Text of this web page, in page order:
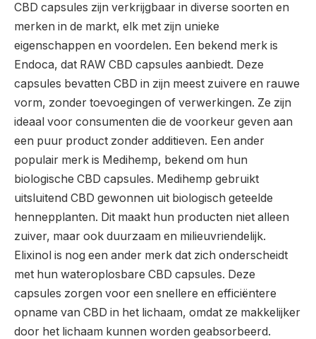
CBD capsules zijn verkrijgbaar in diverse soorten en
merken in de markt, elk met zijn unieke
eigenschappen en voordelen. Een bekend merk is
Endoca, dat RAW CBD capsules aanbiedt. Deze
capsules bevatten CBD in zijn meest zuivere en rauwe
vorm, zonder toevoegingen of verwerkingen. Ze zijn
ideaal voor consumenten die de voorkeur geven aan
een puur product zonder additieven. Een ander
populair merk is Medihemp, bekend om hun
biologische CBD capsules. Medihemp gebruikt
uitsluitend CBD gewonnen uit biologisch geteelde
hennepplanten. Dit maakt hun producten niet alleen
zuiver, maar ook duurzaam en milieuvriendelijk.
Elixinol is nog een ander merk dat zich onderscheidt
met hun wateroplosbare CBD capsules. Deze
capsules zorgen voor een snellere en efficiëntere
opname van CBD in het lichaam, omdat ze makkelijker
door het lichaam kunnen worden geabsorbeerd.